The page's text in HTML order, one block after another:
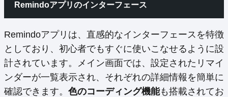
Remindoアプリのインターフェース
Remindoアプリは、直感的なインターフェースを特徴
としており、初心者でもすぐに使いこなせるように設
計されています。メイン画面では、設定されたリマイ
ンダーが一覧表示され、それぞれの詳細情報を簡単に
確認できます。 色のコーディング機能も搭載されてお